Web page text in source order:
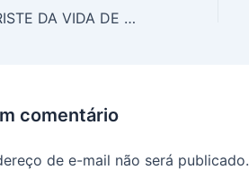
O DIA MAIS TRISTE DA VIDA DE MIRJANA
comentário
de e-mail não será publicado.